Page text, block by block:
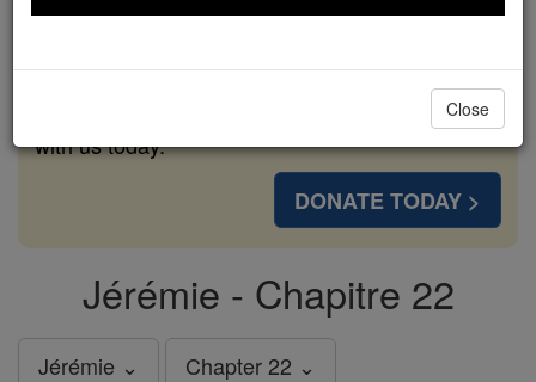
If everyone who reads this gave just $5 — the
families and keep this life-changing formation
free for all. Be Courageous. Be Catholic. Stand
with us today.
DONATE TODAY >
Jérémie - Chapitre 22
Jérémie ⌄ Chapter 22 ⌄
Close